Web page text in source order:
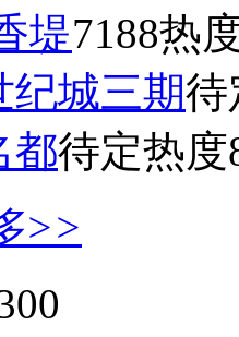
堤7188热
城三期待
都待定热度
>>